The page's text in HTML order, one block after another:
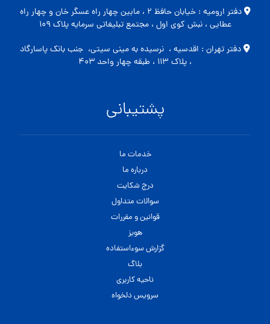
دفتر ارومیه : خیابان حافظ ۲ ، مابین چهار راه عسگر خان و چهار راه
عطایی ، نبش کوی اول ، مجتمع تبلیغاتی سرمایه پلاک ۱۰۹
دفتر تهران : اقدسیه ، نرسیده به مینی سیتی، جنب بانک پاسارگاد
، پلاک ۱۱۳ ، طبقه چهار واحد ۴۰۳
پشتیبانی
خدمات ما
درباره ما
درج شکایت
سوالات متداول
قوانین و مقررات
هویز
گزارش سوءاستفاده
بلاگ
ناحیه کاربری
سرویس دلخواه